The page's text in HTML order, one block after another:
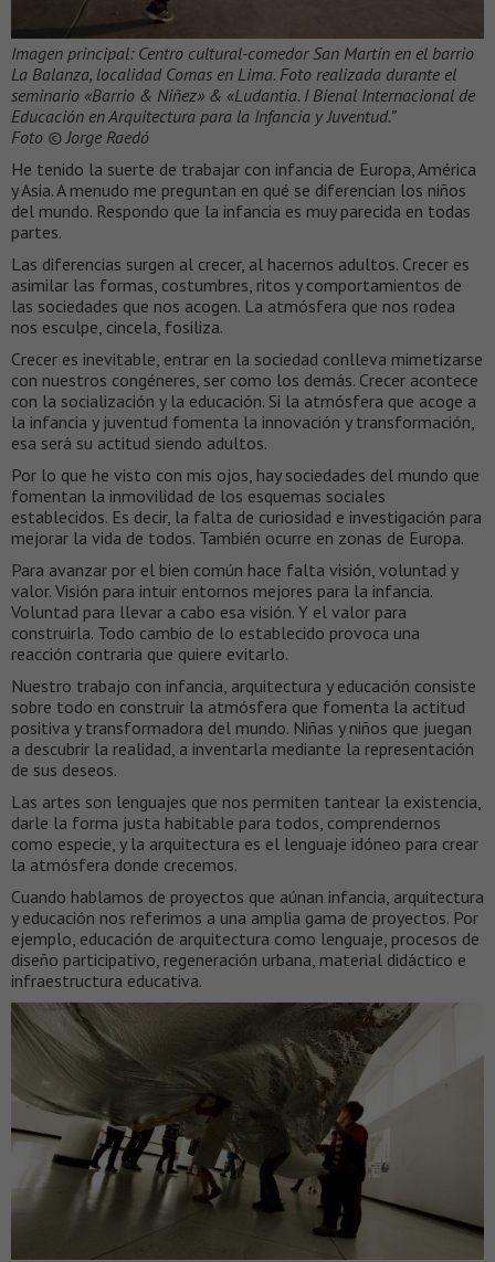
Imagen principal: Centro cultural-comedor San Martín en el barrio
La Balanza, localidad Comas en Lima. Foto realizada durante el
seminario «Barrio & Niñez» & «Ludantia. I Bienal Internacional de
Educación en Arquitectura para la Infancia y Juventud.”
Foto © Jorge Raedó
He tenido la suerte de trabajar con infancia de Europa, América
y Asia. A menudo me preguntan en qué se diferencian los niños
del mundo. Respondo que la infancia es muy parecida en todas
partes.
Las diferencias surgen al crecer, al hacernos adultos. Crecer es
asimilar las formas, costumbres, ritos y comportamientos de
las sociedades que nos acogen. La atmósfera que nos rodea
nos esculpe, cincela, fosiliza.
Crecer es inevitable, entrar en la sociedad conlleva mimetizarse
con nuestros congéneres, ser como los demás. Crecer acontece
con la socialización y la educación. Si la atmósfera que acoge a
la infancia y juventud fomenta la innovación y transformación,
esa será su actitud siendo adultos.
Por lo que he visto con mis ojos, hay sociedades del mundo que
fomentan la inmovilidad de los esquemas sociales
establecidos. Es decir, la falta de curiosidad e investigación para
mejorar la vida de todos. También ocurre en zonas de Europa.
Para avanzar por el bien común hace falta visión, voluntad y
valor. Visión para intuir entornos mejores para la infancia.
Voluntad para llevar a cabo esa visión. Y el valor para
construirla. Todo cambio de lo establecido provoca una
reacción contraria que quiere evitarlo.
Nuestro trabajo con infancia, arquitectura y educación consiste
sobre todo en construir la atmósfera que fomenta la actitud
positiva y transformadora del mundo. Niñas y niños que juegan
a descubrir la realidad, a inventarla mediante la representación
de sus deseos.
Las artes son lenguajes que nos permiten tantear la existencia,
darle la forma justa habitable para todos, comprendernos
como especie, y la arquitectura es el lenguaje idóneo para crear
la atmósfera donde crecemos.
Cuando hablamos de proyectos que aúnan infancia, arquitectura
y educación nos referimos a una amplia gama de proyectos. Por
ejemplo, educación de arquitectura como lenguaje, procesos de
diseño participativo, regeneración urbana, material didáctico e
infraestructura educativa.